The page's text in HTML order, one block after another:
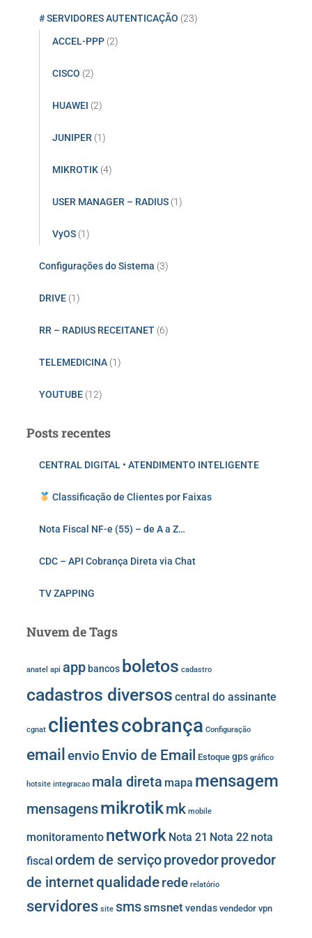
# SERVIDORES AUTENTICAÇÃO (23)
ACCEL-PPP (2)
CISCO (2)
HUAWEI (2)
JUNIPER (1)
MIKROTIK (4)
USER MANAGER – RADIUS (1)
VyOS (1)
Configurações do Sistema (3)
DRIVE (1)
RR – RADIUS RECEITANET (6)
TELEMEDICINA (1)
YOUTUBE (12)
Posts recentes
CENTRAL DIGITAL • ATENDIMENTO INTELIGENTE
Classificação de Clientes por Faixas
Nota Fiscal NF-e (55) – de A a Z…
CDC – API Cobrança Direta via Chat
TV ZAPPING
Nuvem de Tags
anatel api app bancos boletos cadastro
cadastros diversos central do assinante
cgnat clientescobrança Configuração
email envio Envio de Email Estoque gps gráfico
hotsite integracao mala direta mapa mensagem
mensagensmikrotikmk mobile
monitoramento network Nota 21 Nota 22 nota
fiscal ordem de serviçoprovedorprovedor
de internetqualidaderede relatório
servidores site smssmsnetvendas vendedor vpn